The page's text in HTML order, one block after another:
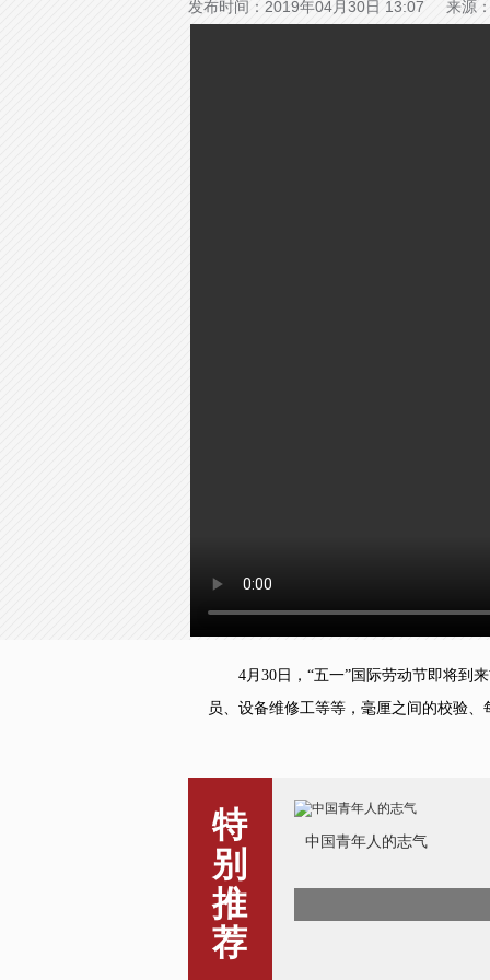
发布时间：2019年04月30日 13:07 来源
4月30日，“五一”国际劳动节即将到来
员、设备维修工等等，毫厘之间的校验
特
别
推
荐
中国青年人的志气